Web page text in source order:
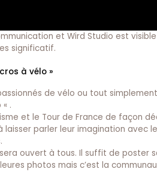
et Wird Studio est
significatif.
à vélo »
de vélo ou tout
.
et le Tour de France de façon
laisser parler leur imagination
ouvert à tous. Il suffit de poster
photos mais c’est la